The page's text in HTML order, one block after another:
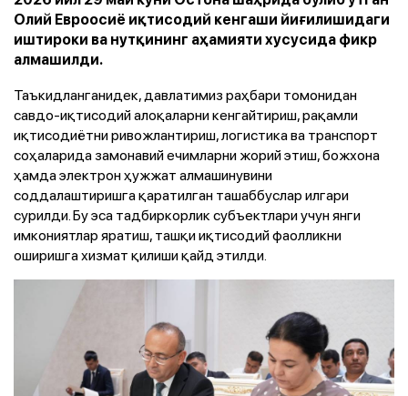
Олий Евроосиё иқтисодий кенгаши йиғилишидаги
иштироки ва нутқининг аҳамияти хусусида фикр
алмашилди.
Таъкидланганидек, давлатимиз раҳбари томонидан
савдо-иқтисодий алоқаларни кенгайтириш, рақамли
иқтисодиётни ривожлантириш, логистика ва транспорт
соҳаларида замонавий ечимларни жорий этиш, божхона
ҳамда электрон ҳужжат алмашинувини
соддалаштиришга қаратилган ташаббуслар илгари
сурилди. Бу эса тадбиркорлик субъектлари учун янги
имкониятлар яратиш, ташқи иқтисодий фаолликни
оширишга хизмат қилиши қайд этилди.